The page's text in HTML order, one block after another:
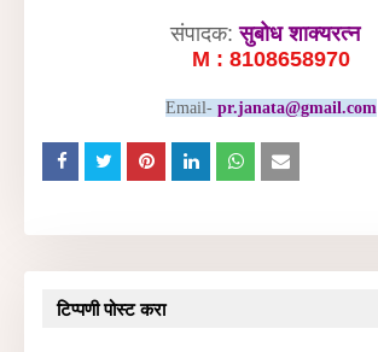
संपादक:सुबोध शाक्यरत्न
M : 8108658970
Email- pr.janata@gmail.com
टिप्पणी पोस्ट करा